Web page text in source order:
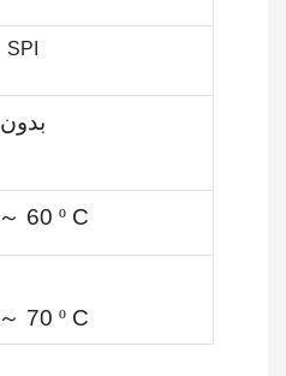
SPI
بدون
～ 60 º C
～ 70 º C